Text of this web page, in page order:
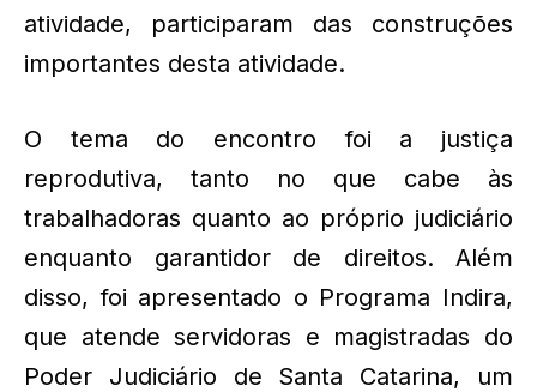
atividade, participaram das construções
importantes desta atividade.
O tema do encontro foi a justiça
reprodutiva, tanto no que cabe às
trabalhadoras quanto ao próprio judiciário
enquanto garantidor de direitos. Além
disso, foi apresentado o Programa Indira,
que atende servidoras e magistradas do
Poder Judiciário de Santa Catarina, um